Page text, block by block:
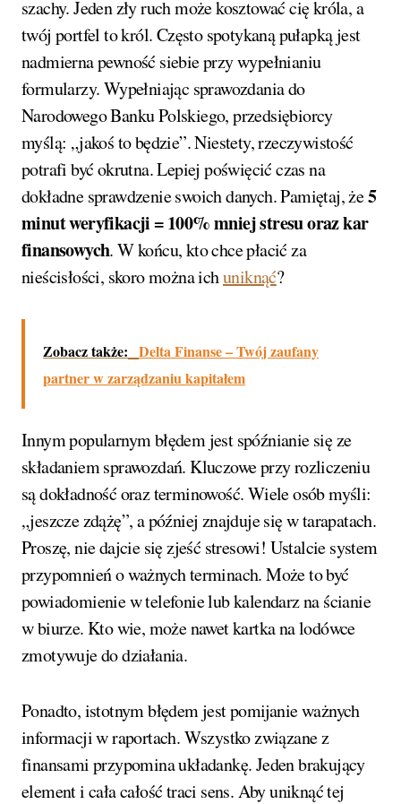
szachy. Jeden zły ruch może kosztować cię króla, a
twój portfel to król. Często spotykaną pułapką jest
nadmierna pewność siebie przy wypełnianiu
formularzy. Wypełniając sprawozdania do
Narodowego Banku Polskiego, przedsiębiorcy
myślą: „jakoś to będzie”. Niestety, rzeczywistość
potrafi być okrutna. Lepiej poświęcić czas na
dokładne sprawdzenie swoich danych. Pamiętaj, że5
minut weryfikacji = 100% mniej stresu oraz kar
finansowych. W końcu, kto chce płacić za
nieścisłości, skoro można ichuniknąć?
Zobacz także: Delta Finanse – Twój zaufany
partner w zarządzaniu kapitałem
Innym popularnym błędem jest spóźnianie się ze
składaniem sprawozdań. Kluczowe przy rozliczeniu
są dokładność oraz terminowość. Wiele osób myśli:
„jeszcze zdążę”, a później znajduje się w tarapatach.
Proszę, nie dajcie się zjeść stresowi! Ustalcie system
przypomnień o ważnych terminach. Może to być
powiadomienie w telefonie lub kalendarz na ścianie
w biurze. Kto wie, może nawet kartka na lodówce
zmotywuje do działania.
Ponadto, istotnym błędem jest pomijanie ważnych
informacji w raportach. Wszystko związane z
finansami przypomina układankę. Jeden brakujący
element i cała całość traci sens. Aby uniknąć tej